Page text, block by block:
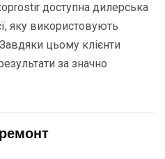
доступна дилерська
яку використовують
цьому клієнти
за значно